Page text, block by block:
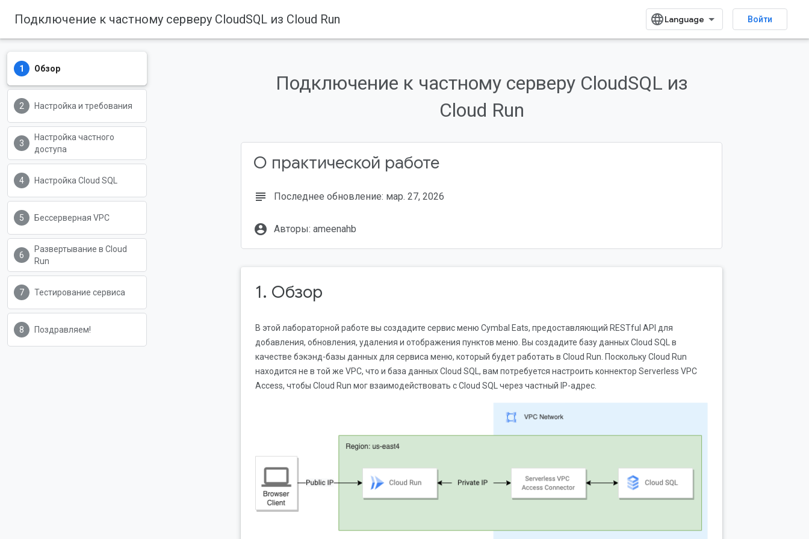
Подключение к частному серверу CloudSQL из Cloud Run Войти
Обзор
Настройка и требования
Настройка частного
доступа
Настройка Cloud SQL
Бессерверная VPC
Развертывание в Cloud
Run
Тестирование сервиса
Поздравляем!
Подключение к частному серверу CloudSQL из
Cloud Run
О практической работе
subject Последнее обновление: мар. 27, 2026
account_circle Авторы: ameenahb
1. Обзор
В этой лабораторной работе вы создадите сервис меню Cymbal Eats, предоставляющий RESTful API для
добавления, обновления, удаления и отображения пунктов меню. Вы создадите базу данных Cloud SQL в
качестве бэкэнд-базы данных для сервиса меню, который будет работать в Cloud Run. Поскольку Cloud Run
находится не в той же VPC, что и база данных Cloud SQL, вам потребуется настроить коннектор Serverless VPC
Access, чтобы Cloud Run мог взаимодействовать с Cloud SQL через частный IP-адрес.